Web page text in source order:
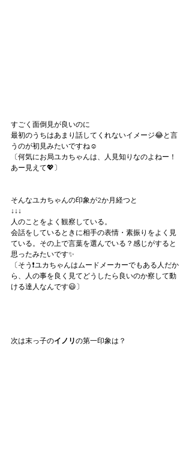
すごく面倒見が良いのに
最初のうちはあまり話してくれないイメージ😂と言
うのが初見みたいですね☺️
〔何気にお局ユカちゃんは、人見知りなのよねー！
あー見えて💖〕
そんなユカちゃんの印象が2か月経つと
↓↓↓
人のことをよく観察している。
会話をしているときに相手の表情・素振りをよく見
ている。その上で言葉を選んでいる？感じがすると
思ったみたいです✨
〔そう❗️ユカちゃんはムードメーカーでもある人だか
ら、人の事を良く見てどうしたら良いのか察して動
ける達人なんです😃〕
次は末っ子のイノリの第一印象は？